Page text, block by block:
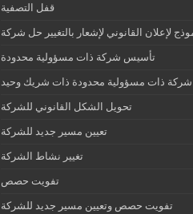
قفل التصفية
لإعلان القانوني لإشعار بالتغيير حل شركة
تأسيس شركة ذات مسؤولية محدودة
ذات مسؤولية محدودة ذات شريك وحيد
تحويل الشكل القانوني للشركة
تعيين مسير جديد للشركة
تغيير نشاط الشركة
تفويت حصص
تفويت حصص وتعيين مسير جديد للشركة